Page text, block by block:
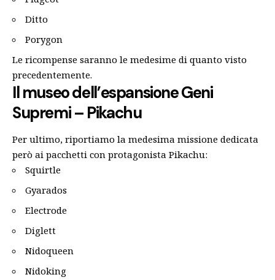
Ditto
Porygon
Le ricompense saranno le medesime di quanto visto
precedentemente.
Il museo dell’espansione Geni
Supremi – Pikachu
Per ultimo, riportiamo la medesima missione dedicata
però ai pacchetti con protagonista Pikachu:
Squirtle
Gyarados
Electrode
Diglett
Nidoqueen
Nidoking